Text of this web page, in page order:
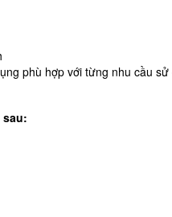
phù hợp với từng nhu cầu sử